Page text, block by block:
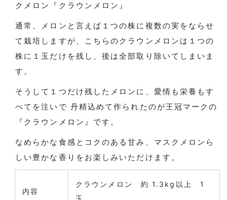
クメロン『クラウンメロン』
通常、メロンと言えば１つの株に複数の実をならせ
て栽培しますが、こちらのクラウンメロンは１つの
株に１玉だけを残し、後は全部取り除いてしまいま
す。
そうして１つだけ残したメロンに、愛情も栄養もす
べてを注いで 丹精込めて作られたのが王冠マークの
『クラウンメロン』です。
なめらかな食感とコクのある甘み、マスクメロンら
しい豊かな香りをお楽しみいただけます。
内容
クラウンメロン 約 1.3kg以上 1